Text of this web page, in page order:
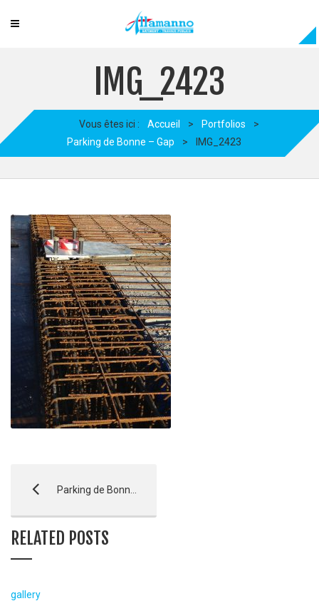
IMG_2423
Vous êtes ici : Accueil > Portfolios
>
Parking de Bonne – Gap
> IMG_2423
Parking de Bonne – Gap
RELATED POSTS
gallery